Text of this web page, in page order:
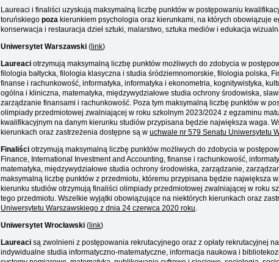
Laureaci i finaliści uzyskują maksymalną liczbę punktów w postępowaniu
toruńskiego poza kierunkiem psychologia oraz kierunkami, na których obowiązuje
konserwacja i restauracja dzieł sztuki, malarstwo, sztuka mediów i edukacja
Uniwersytet Warszawski ( link)
Laureaci otrzymują maksymalną liczbę punktów możliwych do zdobycia w
filologia bałtycka, filologia klasyczna i studia śródziemnomorskie, filologia polska,
finanse i rachunkowość, informatyka, informatyka i ekonometria, kognitywistyka,
ogólna i kliniczna, matematyka, międzywydziałowe studia ochrony środowiska,
zarządzanie finansami i rachunkowość. Poza tym maksymalną liczbę punktów w
olimpiady przedmiotowej zwalniającej w roku szkolnym 2023/2024 z egzaminu
kwalifikacyjnym na danym kierunku studiów przypisana będzie największa waga.
kierunkach oraz zastrzeżenia dostępne są w uchwale nr 579 Senatu Uniwersytetu
Finaliści otrzymują maksymalną liczbę punktów możliwych do zdobycia w
Finance, International Investment and Accounting, finanse i rachunkowość,
matematyka, międzywydziałowe studia ochrony środowiska, zarządzanie,
maksymalną liczbę punktów z przedmiotu, któremu przypisana będzie największa
kierunku studiów otrzymują finaliści olimpiady przedmiotowej zwalniającej w roku
tego przedmiotu. Wszelkie wyjątki obowiązujące na niektórych kierunkach oraz
Uniwersytetu Warszawskiego z dnia 24 czerwca 2020 roku.
Uniwersytet Wrocławski ( link)
Laureaci są zwolnieni z postępowania rekrutacyjnego oraz z opłaty rekrutacyjnej
indywidualne studia informatyczno-matematyczne, informacja naukowa i